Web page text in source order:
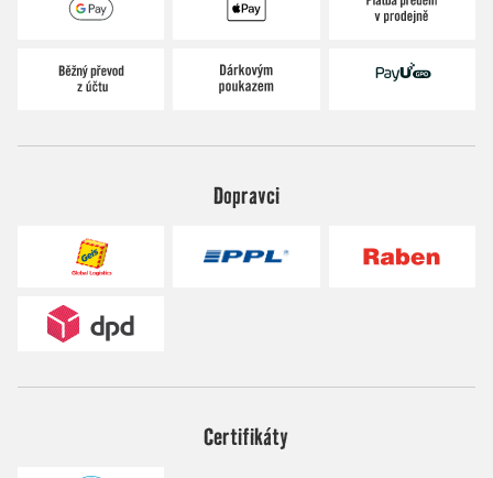
Dopravci
Certifikáty